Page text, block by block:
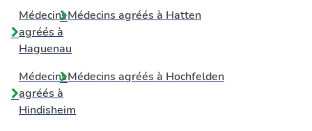
Médecins
agréés à
Haguenau
Médecins agréés à Hatten
Médecins
agréés à
Hindisheim
Médecins agréés à Hochfelden